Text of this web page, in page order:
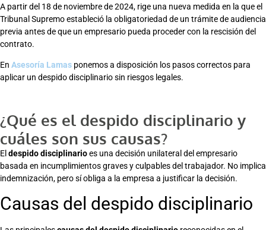
A partir del 18 de noviembre de 2024, rige una nueva medida en la que el
Tribunal Supremo estableció la obligatoriedad de un trámite de audiencia
previa antes de que un empresario pueda proceder con la rescisión del
contrato.
En Asesoría Lamas ponemos a disposición los pasos correctos para
aplicar un despido disciplinario sin riesgos legales.
¿Qué es el despido disciplinario y
cuáles son sus causas?
El despido disciplinarioes una decisión unilateral del empresario
basada en incumplimientos graves y culpables del trabajador. No implica
indemnización, pero sí obliga a la empresa a justificar la decisión.
Causas del despido disciplinario